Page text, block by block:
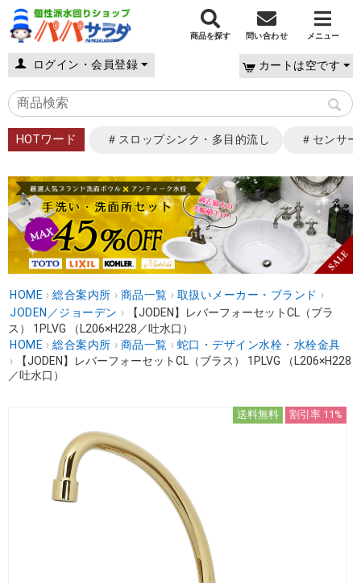
商品を探す 問い合わせ メニュー
ログイン・会員登録 カートは空です
HOTワード ＃スロップシンク・多目的流し ＃センサ
HOME › 総合案内所 › 商品一覧 › 取扱いメーカー・ブランド ›
JODEN／ジョーデン ›
【JODEN】レバーフォーセットCL（ブラ
ス） 1PLVG （L206×H228／吐水口）
HOME › 総合案内所 › 商品一覧 › 蛇口・デザイン水栓・水栓金具
›
【JODEN】レバーフォーセットCL（ブラス） 1PLVG （L206×H228
／吐水口）
送料無料 割引率 11%